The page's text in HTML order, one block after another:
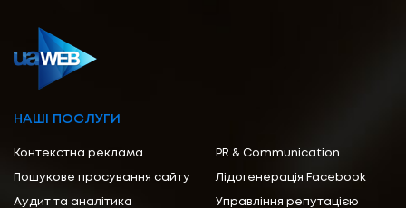
НАШІ ПОСЛУГИ
Контекстна реклама
Пошукове просування сайту
Аудит та аналітика
PR & Communication
Лідогенерація Facebook
Управління репутацією